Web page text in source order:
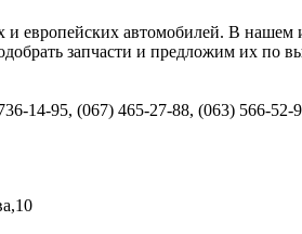
и европейских автомобилей. В
запчасти и предложим их по
14-95, (067) 465-27-88, (063) 566-52-